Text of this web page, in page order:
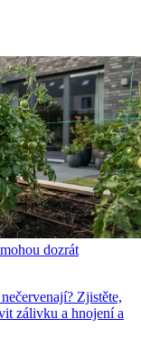
dozrát
Zjistěte,
zálivku a hnojení a